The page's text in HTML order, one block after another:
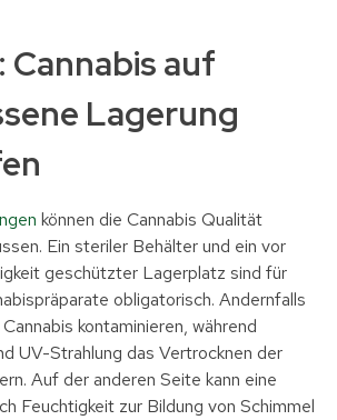
auf
Lagerung
können die Cannabis Qualität
Ein steriler Behälter und ein vor
geschützter Lagerplatz sind für
obligatorisch. Andernfalls
kontaminieren, während
UV-Strahlung das Vertrocknen der
Auf der anderen Seite kann eine
Feuchtigkeit zur Bildung von Schimmel